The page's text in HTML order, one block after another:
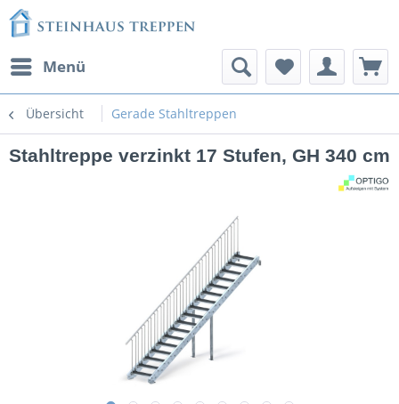
Menü
Übersicht Gerade Stahltreppen
Stahltreppe verzinkt 17 Stufen, GH 340 cm